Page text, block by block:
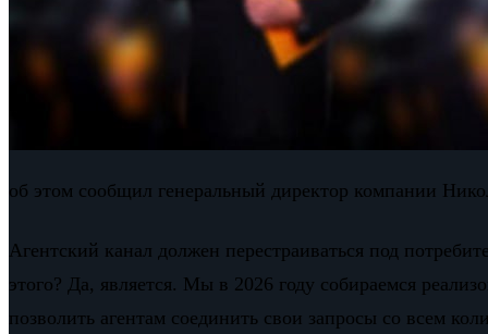
об этом сообщил генеральный директор компании
Агентский канал должен перестраиваться под
этого? Да, является. Мы в 2026 году собираемся
позволить агентам соединить свои запросы со всем